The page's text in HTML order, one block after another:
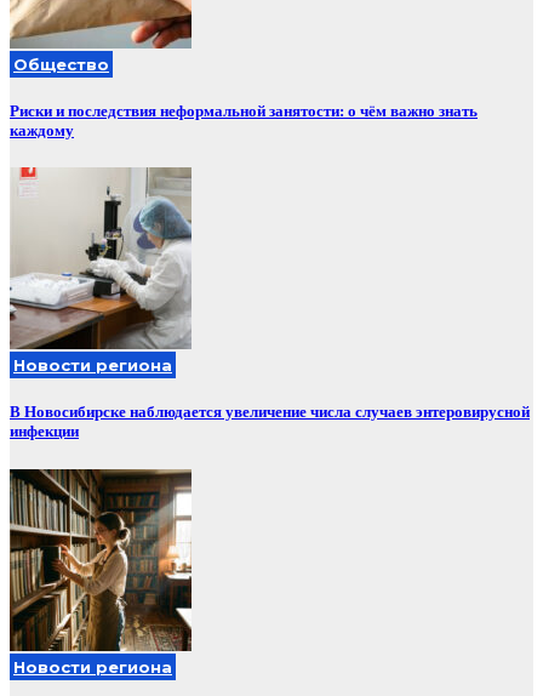
Общество
Риски и последствия неформальной занятости: о чём важно знать
каждому
Новости региона
В Новосибирске наблюдается увеличение числа случаев энтеровирусной
инфекции
Новости региона